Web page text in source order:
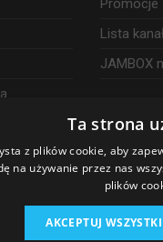
Promocje
Lista
JAMBOX
Ta strona
z plików cookie, aby
na używanie przez nas
plików
AKCEPTUJ